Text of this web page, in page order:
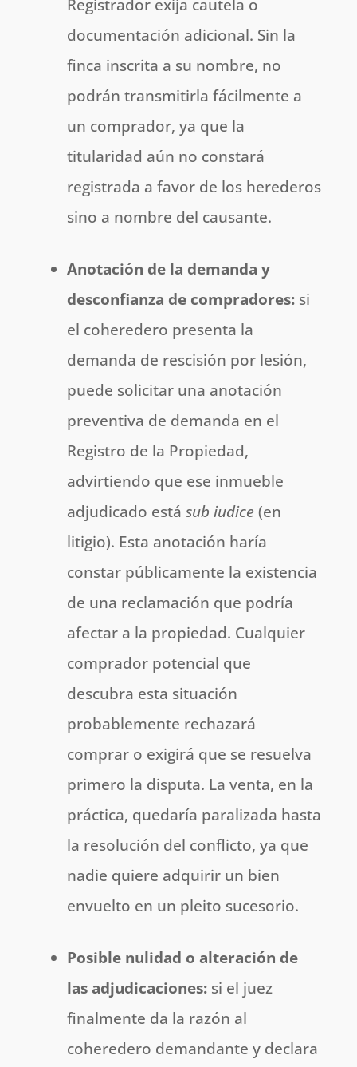
Registrador exija cautela o
documentación adicional. Sin la
finca inscrita a su nombre, no
podrán transmitirla fácilmente a
un comprador, ya que la
titularidad aún no constará
registrada a favor de los herederos
sino a nombre del causante.
Anotación de la demanda y
desconfianza de compradores:si
el coheredero presenta la
demanda de rescisión por lesión,
puede solicitar una anotación
preventiva de demanda en el
Registro de la Propiedad,
advirtiendo que ese inmueble
adjudicado está sub iudice (en
litigio). Esta anotación haría
constar públicamente la existencia
de una reclamación que podría
afectar a la propiedad. Cualquier
comprador potencial que
descubra esta situación
probablemente rechazará
comprar o exigirá que se resuelva
primero la disputa. La venta, en la
práctica, quedaría paralizada hasta
la resolución del conflicto, ya que
nadie quiere adquirir un bien
envuelto en un pleito sucesorio.
Posible nulidad o alteración de
las adjudicaciones:si el juez
finalmente da la razón al
coheredero demandante y declara